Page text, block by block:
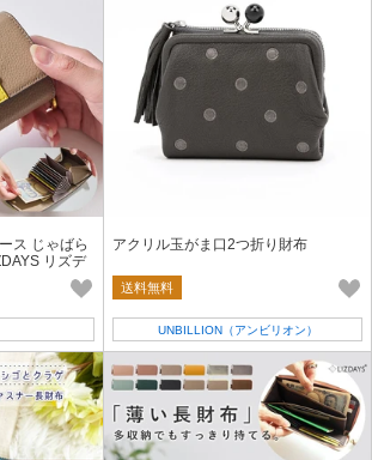
ス じゃばら
リズデ
アクリル玉がま口2つ折り財布
送料無料
UNBILLION（アンビリオン）